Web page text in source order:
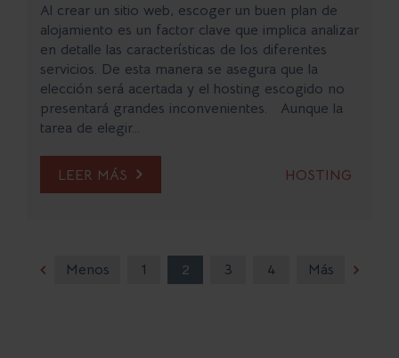
Al crear un sitio web, escoger un buen plan de
alojamiento es un factor clave que implica analizar
en detalle las características de los diferentes
servicios. De esta manera se asegura que la
elección será acertada y el hosting escogido no
presentará grandes inconvenientes. Aunque la
tarea de elegir...
LEER MÁS HOSTING
Menos 1 2 3 4 Más